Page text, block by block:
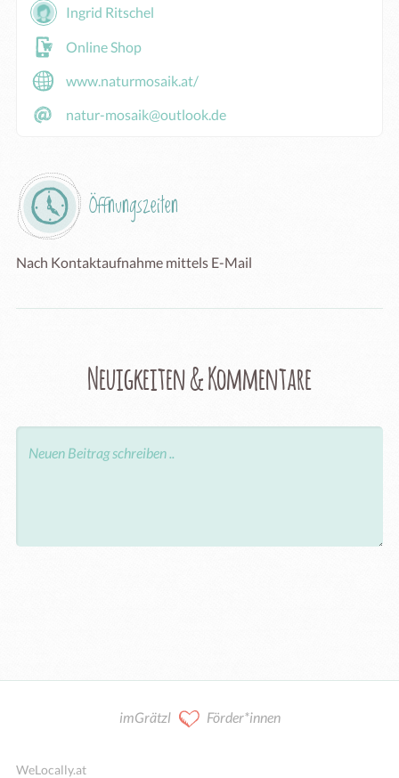
Ingrid Ritschel
Online Shop
www.naturmosaik.at/
natur-mosaik@outlook.de
Öffnungszeiten
Nach Kontaktaufnahme mittels E-Mail
Neuigkeiten & Kommentare
imGrätzl Förder*innen
WeLocally.at